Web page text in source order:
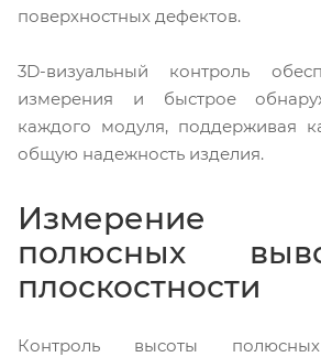
поверхностных дефектов.
3D-визуальный контроль
измерения и быстрое
каждого модуля, поддерживая
общую надежность изделия.
Измерение
полюсных
плоскостности
Контроль высоты